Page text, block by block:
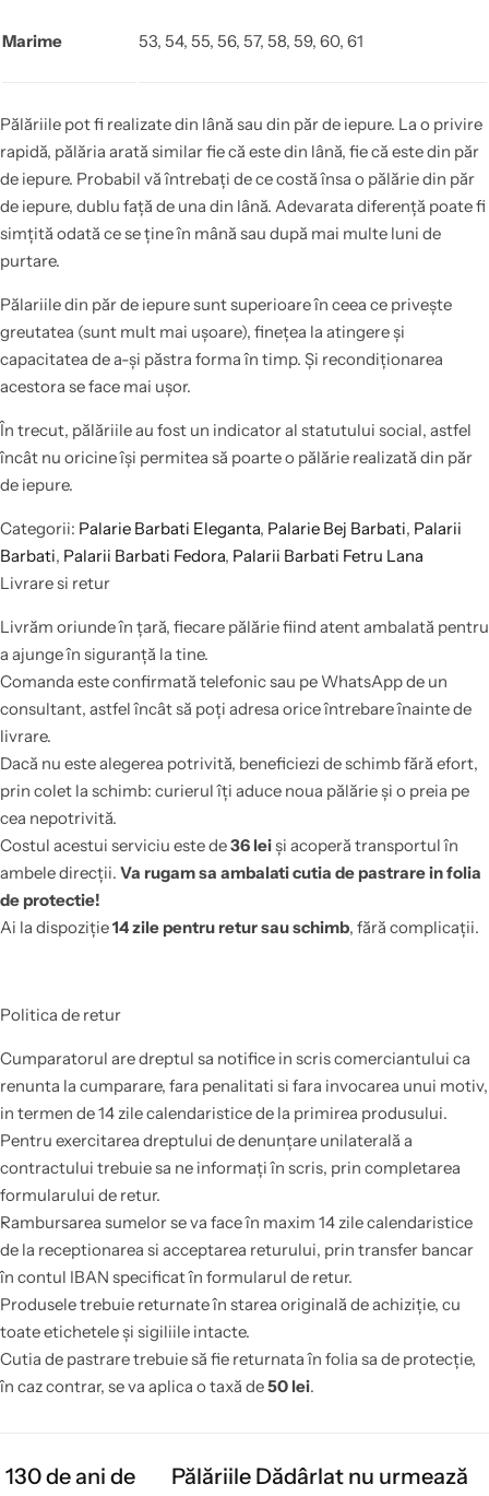
Marime 53, 54, 55, 56, 57, 58, 59, 60, 61
Pălăriile pot fi realizate din lână sau din păr de iepure. La o privire
rapidă, pălăria arată similar fie că este din lână, fie că este din păr
de iepure. Probabil vă întrebați de ce costă însa o pălărie din păr
de iepure, dublu față de una din lână. Adevarata diferență poate fi
simțită odată ce se ține în mână sau după mai multe luni de
purtare.
Pălariile din păr de iepure sunt superioare în ceea ce privește
greutatea (sunt mult mai ușoare), finețea la atingere și
capacitatea de a-și păstra forma în timp. Și recondiționarea
acestora se face mai ușor.
În trecut, pălăriile au fost un indicator al statutului social, astfel
încât nu oricine își permitea să poarte o pălărie realizată din păr
de iepure.
Categorii: Palarie Barbati Eleganta, Palarie Bej Barbati, Palarii
Barbati, Palarii Barbati Fedora, Palarii Barbati Fetru Lana
Livrare si retur
Livrăm oriunde în țară, fiecare pălărie fiind atent ambalată pentru
a ajunge în siguranță la tine.
Comanda este confirmată telefonic sau pe WhatsApp de un
consultant, astfel încât să poți adresa orice întrebare înainte de
livrare.
Dacă nu este alegerea potrivită, beneficiezi de schimb fără efort,
prin colet la schimb: curierul îți aduce noua pălărie și o preia pe
cea nepotrivită.
Costul acestui serviciu este de36 leiși acoperă transportul în
ambele direcții. Va rugam sa ambalati cutia de pastrare in folia
de protectie!
Ai la dispoziție14 zile pentru retur sau schimb, fără complicații.
Politica de retur
Cumparatorul are dreptul sa notifice in scris comerciantului ca
renunta la cumparare, fara penalitati si fara invocarea unui motiv,
in termen de 14 zile calendaristice de la primirea produsului.
Pentru exercitarea dreptului de denunțare unilaterală a
contractului trebuie sa ne informați în scris, prin completarea
formularului de retur.
Rambursarea sumelor se va face în maxim 14 zile calendaristice
de la receptionarea si acceptarea returului, prin transfer bancar
în contul IBAN specificat în formularul de retur.
Produsele trebuie returnate în starea originală de achiziție, cu
toate etichetele și sigiliile intacte.
Cutia de pastrare trebuie să fie returnata în folia sa de protecție,
în caz contrar, se va aplica o taxă de50 lei.
130 de ani de
Pălăriile Dădârlat nu urmează